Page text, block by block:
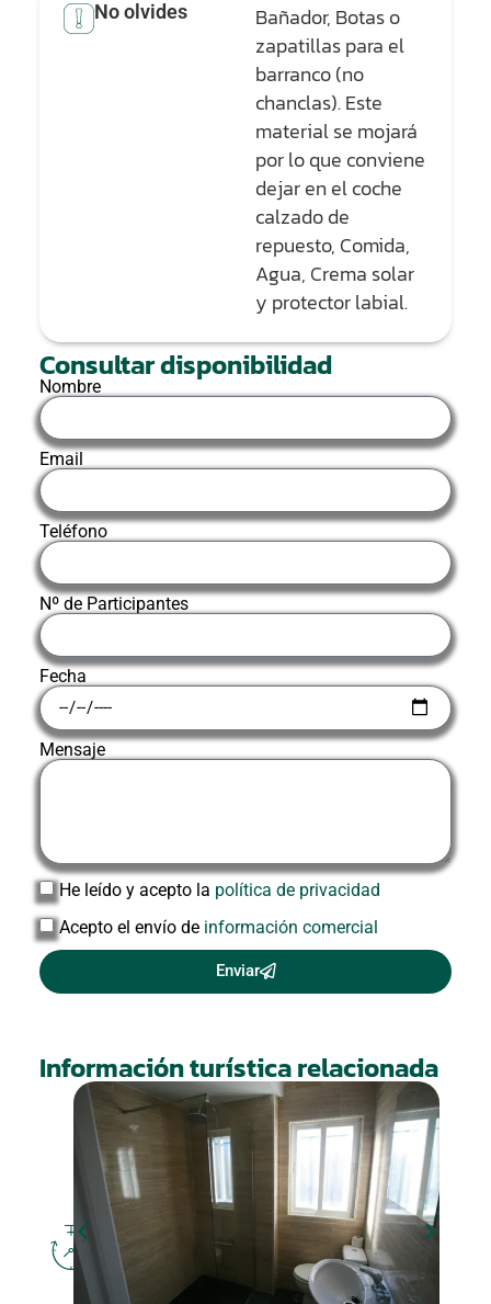
No olvides
Bañador, Botas o
zapatillas para el
barranco (no
chanclas). Este
material se mojará
por lo que conviene
dejar en el coche
calzado de
repuesto, Comida,
Agua, Crema solar
y protector labial.
Consultar disponibilidad
Nombre
Email
Teléfono
Nº de Participantes
Fecha
Mensaje
He leído y acepto la política de privacidad
Acepto el envío de información comercial
Enviar
Información turística relacionada
DÓNDE
DORMIR